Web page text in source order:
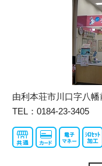
由利本荘市川口字八幡
TEL：0184-23-3405